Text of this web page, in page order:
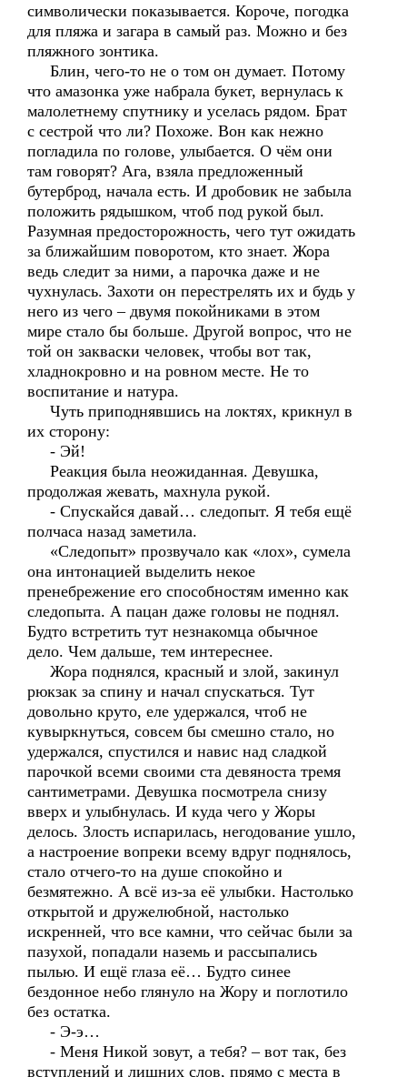
символически показывается. Короче, погодка
для пляжа и загара в самый раз. Можно и без
пляжного зонтика.
Блин, чего-то не о том он думает. Потому
что амазонка уже набрала букет, вернулась к
малолетнему спутнику и уселась рядом. Брат
с сестрой что ли? Похоже. Вон как нежно
погладила по голове, улыбается. О чём они
там говорят? Ага, взяла предложенный
бутерброд, начала есть. И дробовик не забыла
положить рядышком, чтоб под рукой был.
Разумная предосторожность, чего тут ожидать
за ближайшим поворотом, кто знает. Жора
ведь следит за ними, а парочка даже и не
чухнулась. Захоти он перестрелять их и будь у
него из чего – двумя покойниками в этом
мире стало бы больше. Другой вопрос, что не
той он закваски человек, чтобы вот так,
хладнокровно и на ровном месте. Не то
воспитание и натура.
Чуть приподнявшись на локтях, крикнул в
их сторону:
- Эй!
Реакция была неожиданная. Девушка,
продолжая жевать, махнула рукой.
- Спускайся давай… следопыт. Я тебя ещё
полчаса назад заметила.
«Следопыт» прозвучало как «лох», сумела
она интонацией выделить некое
пренебрежение его способностям именно как
следопыта. А пацан даже головы не поднял.
Будто встретить тут незнакомца обычное
дело. Чем дальше, тем интереснее.
Жора поднялся, красный и злой, закинул
рюкзак за спину и начал спускаться. Тут
довольно круто, еле удержался, чтоб не
кувыркнуться, совсем бы смешно стало, но
удержался, спустился и навис над сладкой
парочкой всеми своими ста девяноста тремя
сантиметрами. Девушка посмотрела снизу
вверх и улыбнулась. И куда чего у Жоры
делось. Злость испарилась, негодование ушло,
а настроение вопреки всему вдруг поднялось,
стало отчего-то на душе спокойно и
безмятежно. А всё из-за её улыбки. Настолько
открытой и дружелюбной, настолько
искренней, что все камни, что сейчас были за
пазухой, попадали наземь и рассыпались
пылью. И ещё глаза её… Будто синее
бездонное небо глянуло на Жору и поглотило
без остатка.
- Э-э…
- Меня Никой зовут, а тебя? – вот так, без
вступлений и лишних слов, прямо с места в